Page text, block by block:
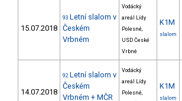
15.07.2018
93 Letní slalom v
Českém
Vrbném
Vodácký
areál Lídy
Polesné,
USD České
Vrbné
K1M
slalom
14.07.2018
92 Letní slalom v
Českém
Vrbném + MČR
Vodácký
areál Lídy
Polesné,
K1M
slalom